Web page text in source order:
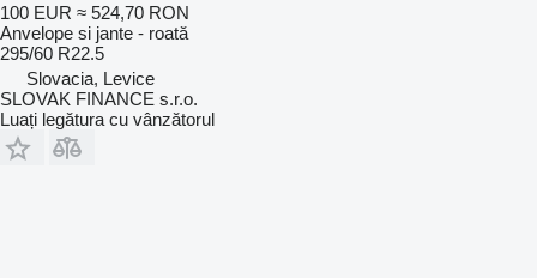
100 EUR ≈ 524,70 RON
Anvelope si jante - roată
295/60 R22.5
Slovacia, Levice
SLOVAK FINANCE s.r.o.
Luați legătura cu vânzătorul